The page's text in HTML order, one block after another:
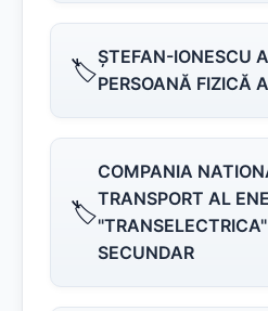
🏷️ŞTEFAN-IONESCU
PERSOANĂ FIZICĂ
🏷️
COMPANIA
TRANSPORT AL
SECUNDAR